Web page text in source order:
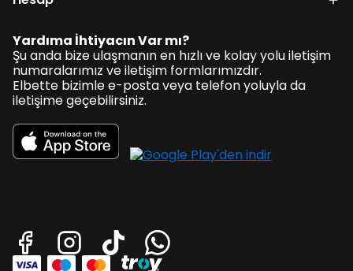
Yardıma İhtiyacın Var mı?
Şu anda bize ulaşmanın en hızlı ve kolay yolu iletişim
numaralarımız ve iletişim formlarımızdır.
Elbette bizimle e-posta veya telefon yoluyla da
iletişime geçebilirsiniz.